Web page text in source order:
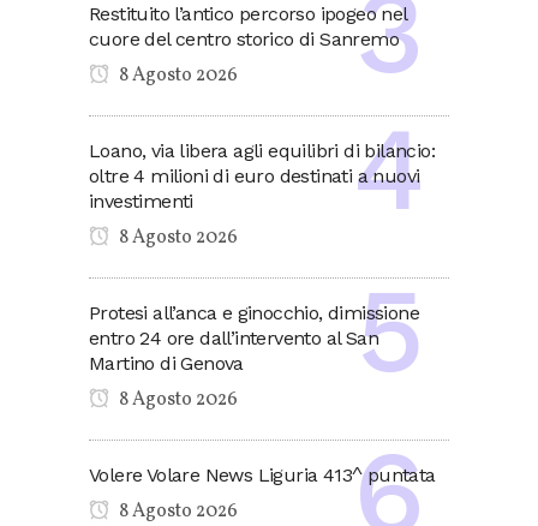
Restituito l’antico percorso ipogeo nel
cuore del centro storico di Sanremo
8 Agosto 2026
Loano, via libera agli equilibri di bilancio:
oltre 4 milioni di euro destinati a nuovi
investimenti
8 Agosto 2026
Protesi all’anca e ginocchio, dimissione
entro 24 ore dall’intervento al San
Martino di Genova
8 Agosto 2026
Volere Volare News Liguria 413^ puntata
8 Agosto 2026